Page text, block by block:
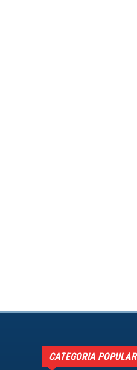
CATEGORIA POPULAR